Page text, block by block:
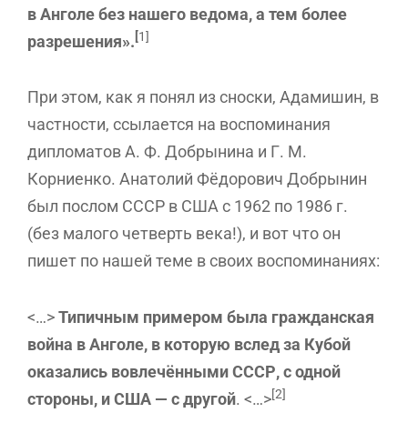
в Анголе без нашего ведома, а тем более
разрешения». [1]
При этом, как я понял из сноски, Адамишин, в
частности, ссылается на воспоминания
дипломатов А. Ф. Добрынина и Г. М.
Корниенко. Анатолий Фёдорович Добрынин
был послом СССР в США с 1962 по 1986 г.
(без малого четверть века!), и вот что он
пишет по нашей теме в своих воспоминаниях:
<…>Типичным примером была гражданская
война в Анголе, в которую вслед за Кубой
оказались вовлечёнными СССР, с одной
стороны, и США — с другой. <…>[2]